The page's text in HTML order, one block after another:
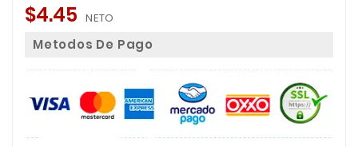
$4.45 NETO
Metodos De Pago